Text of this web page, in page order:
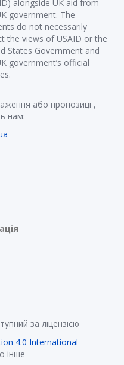
alongside UK aid from
government. The
do not necessarily
the views of USAID or the
States Government and
government’s official
або пропозиції,
нам:
за ліцензією
4.0 International
інше